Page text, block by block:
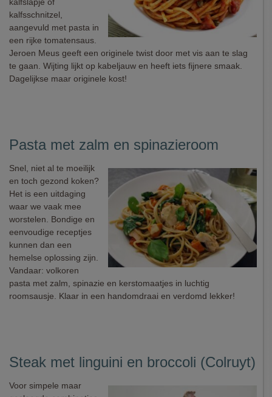
kalfsschnitzel,
aangevuld met pasta in
een rijke tomatensaus.
Jeroen Meus geeft een originele twist door met vis aan te slag
te gaan. Wijting lijkt op kabeljauw en heeft iets fijnere smaak.
Dagelijkse maar originele kost!
Pasta met zalm en spinazieroom
Snel, niet al te moeilijk
en toch gezond koken?
Het is een uitdaging
waar we vaak mee
worstelen. Bondige en
eenvoudige receptjes
kunnen dan een
hemelse oplossing zijn.
Vandaar: volkoren
pasta met zalm, spinazie en kerstomaatjes in luchtig
roomsausje. Klaar in een handomdraai en verdomd lekker!
Steak met linguini en broccoli (Colruyt)
Voor simpele maar